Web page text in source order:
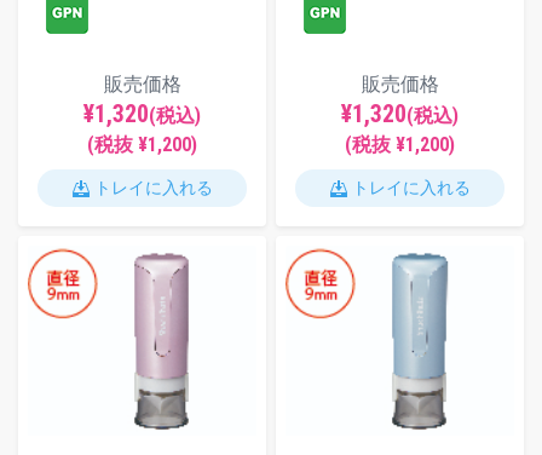
販売価格
¥1,320(税込)
(税抜 ¥1,200)
トレイに入れる
販売価格
¥1,320(税込)
(税抜 ¥1,200)
トレイに入れる